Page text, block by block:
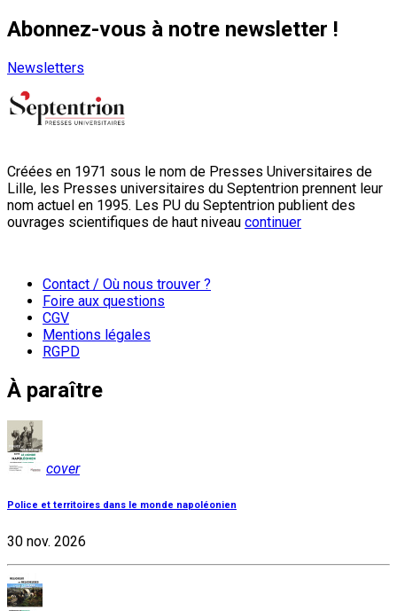
Abonnez-vous à notre newsletter !
Newsletters
Créées en 1971 sous le nom de Presses Universitaires de
Lille, les Presses universitaires du Septentrion prennent leur
nom actuel en 1995. Les PU du Septentrion publient des
ouvrages scientifiques de haut niveau continuer
Contact / Où nous trouver ?
Foire aux questions
CGV
Mentions légales
RGPD
À paraître
cover
Police et territoires dans le monde napoléonien
30 nov. 2026